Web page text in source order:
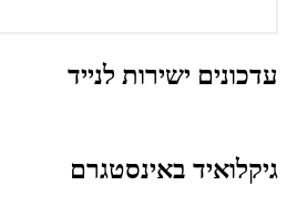
עדכונים ישירות לנייד
גיקלואיד באינסטגרם